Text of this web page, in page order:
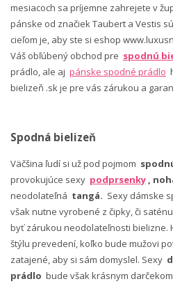
mesiacoch sa príjemne zahrejete v
pánske od značiek Taubert a Vestis
cieľom je, aby ste si eshop
Váš obľúbený obchod pre spodnú
prádlo, ale aj pánske spodné prádlo
bielizeň .sk je pre vás zárukou a
Spodná bielizeň
Väčšina ľudí si už pod pojmom
provokujúce sexy podprsenky ,
neodolateľná tangá. Sexy dámske
však nutne vyrobené z čipky, či
byť zárukou neodolateľnosti bielizne.
štýlu prevedení, koľko bude mužovi
zatajené, aby si sám domyslel. Sexy
prádlo bude však krásnym